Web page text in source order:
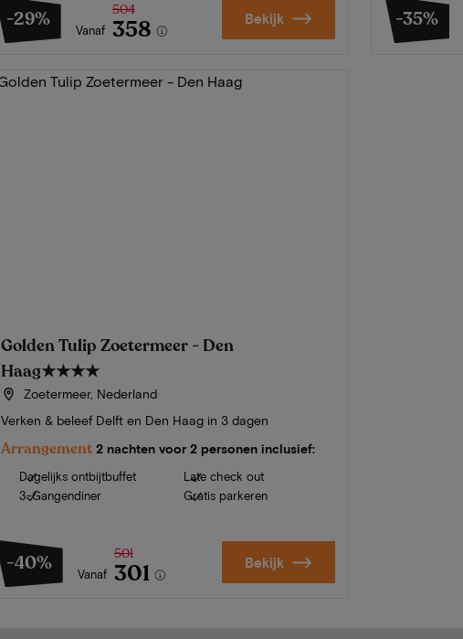
-29% Vanaf
504
358 Bekijk -35%
Golden Tulip Zoetermeer - Den
Haag★★★★
Zoetermeer, Nederland
Verken & beleef Delft en Den Haag in 3 dagen
Arrangement 2 nachten voor 2 personen inclusief:
Dagelijks ontbijtbuffet
3-Gangendiner
Late check out
Gratis parkeren
-40% Vanaf
501
301 Bekijk